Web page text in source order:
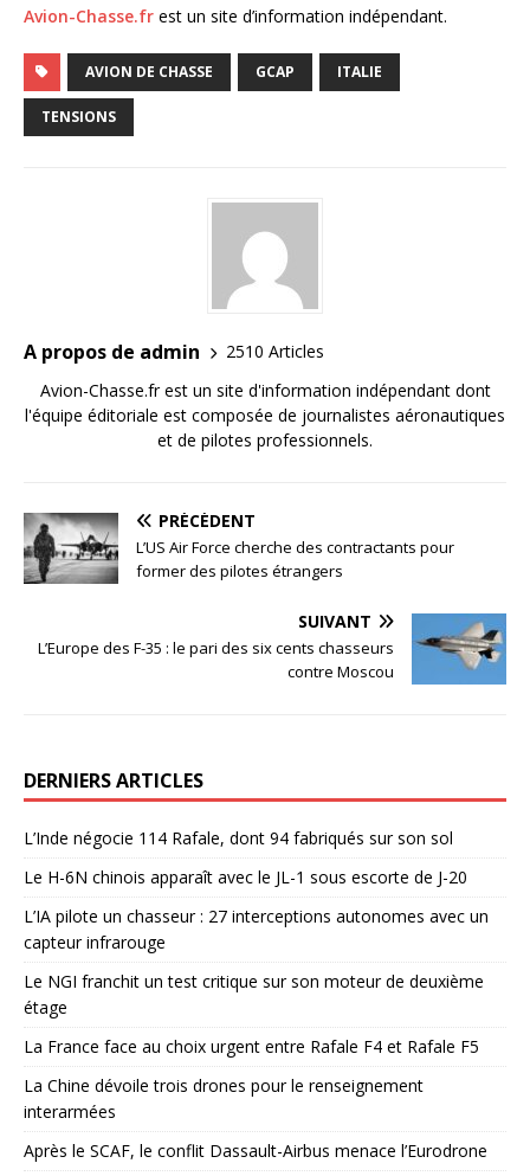
Avion-Chasse.fr est un site d’information indépendant.
AVION DE CHASSE GCAP ITALIE
TENSIONS
A propos de admin
2510 Articles
Avion-Chasse.fr est un site d'information indépendant dont
l'équipe éditoriale est composée de journalistes aéronautiques
et de pilotes professionnels.
PRÉCÉDENT
L’US Air Force cherche des contractants pour
former des pilotes étrangers
SUIVANT
L’Europe des F-35 : le pari des six cents chasseurs
contre Moscou
DERNIERS ARTICLES
L’Inde négocie 114 Rafale, dont 94 fabriqués sur son sol
Le H-6N chinois apparaît avec le JL-1 sous escorte de J-20
L’IA pilote un chasseur : 27 interceptions autonomes avec un
capteur infrarouge
Le NGI franchit un test critique sur son moteur de deuxième
étage
La France face au choix urgent entre Rafale F4 et Rafale F5
La Chine dévoile trois drones pour le renseignement
interarmées
Après le SCAF, le conflit Dassault-Airbus menace l’Eurodrone